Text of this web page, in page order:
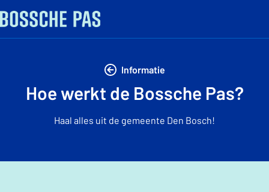
Informatie
Hoe werkt de Bossche Pas?
Haal alles uit de gemeente Den Bosch!